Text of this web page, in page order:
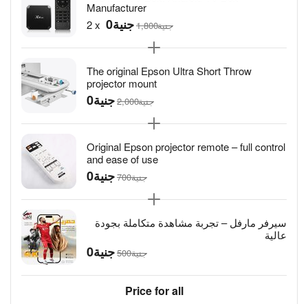
Manufacturer
2x جنية جنية1,800
The original Epson Ultra Short Throw
projector mount
جنية جنية2,000
Original Epson projector remote – full control
and ease of use
جنية جنية
سيرفر مارفل – تجربة مشاهدة متكاملة بجودة
عالية
جنية جنية
Price for all